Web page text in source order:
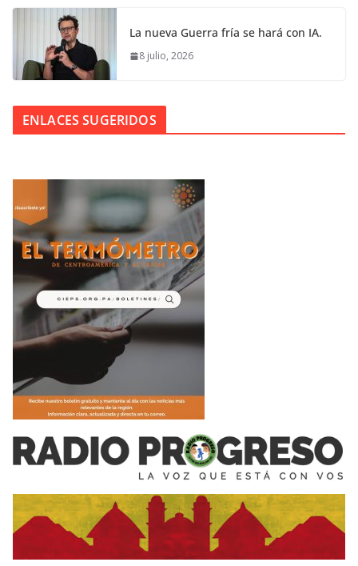
La nueva Guerra fría se hará con IA.
8 julio, 2026
ENLACES SUGERIDOS